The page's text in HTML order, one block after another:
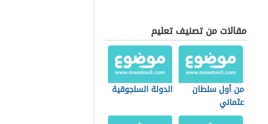
مقالات من تصنيف تعليم
من أول سلطان
عثماني
الدولة السلجوقية